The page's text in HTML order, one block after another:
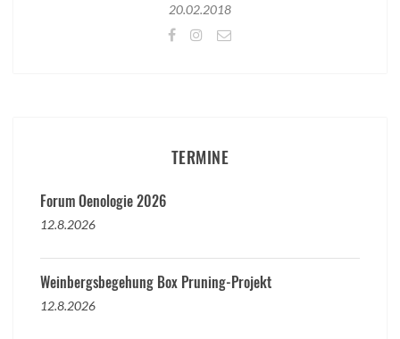
20.02.2018
TERMINE
Forum Oenologie 2026
12.8.2026
Weinbergsbegehung Box Pruning-Projekt
12.8.2026